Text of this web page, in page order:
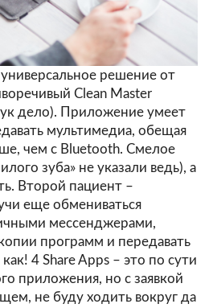
решение от
Clean Master
дело). Приложение умеет
мультимедиа, обещая
чем с Bluetooth. Смелое
зуба» не указали ведь), а
Второй пациент –
еще обмениваться
мессенджерами,
программ и передавать
4 Share Apps – это по сути
приложения, но с заявкой
не буду ходить вокруг да